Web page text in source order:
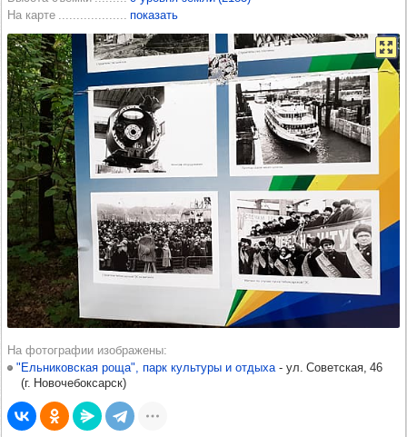
На карте
показать
На фотографии изображены
"Ельниковская роща", парк культуры и отдыха -​ ул. Советская, 46
(г. Новочебоксарск)